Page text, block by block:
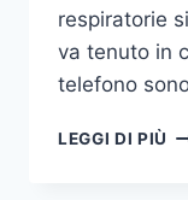
respiratorie
va tenuto in
telefono
LEGGI DI PIÙ